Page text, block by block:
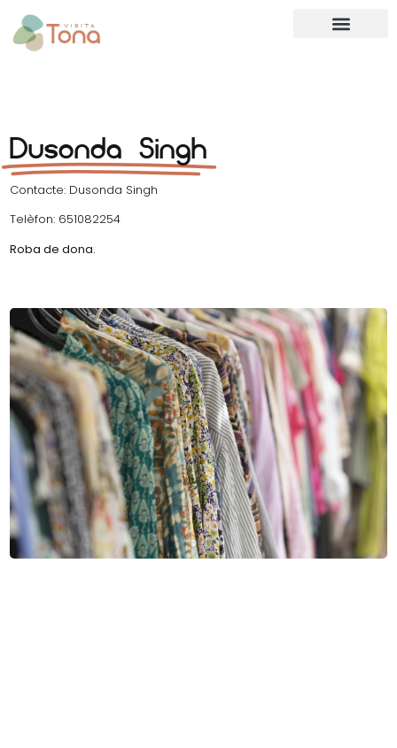
Dusonda Singh
Contacte: Dusonda Singh
Telèfon: 651082254
Roba de dona.